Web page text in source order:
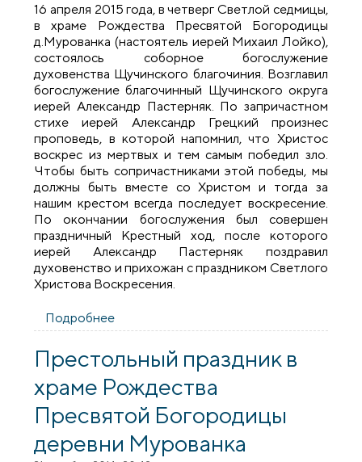
16 апреля 2015 года, в четверг Светлой седмицы,
в храме Рождества Пресвятой Богородицы
д.Мурованка (настоятель иерей Михаил Лойко),
состоялось соборное богослужение
духовенства Щучинского благочиния. Возглавил
богослужение благочинный Щучинского округа
иерей Александр Пастерняк. По запричастном
стихе иерей Александр Грецкий произнес
проповедь, в которой напомнил, что Христос
воскрес из мертвых и тем самым победил зло.
Чтобы быть сопричастниками этой победы, мы
должны быть вместе со Христом и тогда за
нашим крестом всегда последует воскресение.
По окончании богослужения был совершен
праздничный Крестный ход, после которого
иерей Александр Пастерняк поздравил
духовенство и прихожан с праздником Светлого
Христова Воскресения.
Подробнее
Богородицы деревни Мурованка
состоялось соборное богослужение
духовенства Щучинского благочиния
Престольный праздник в
храме Рождества
Пресвятой Богородицы
деревни Мурованка